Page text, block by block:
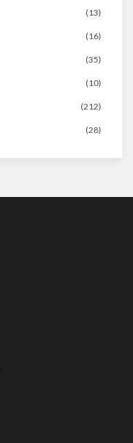
(13)
(16)
(35)
(10)
(212)
(28)